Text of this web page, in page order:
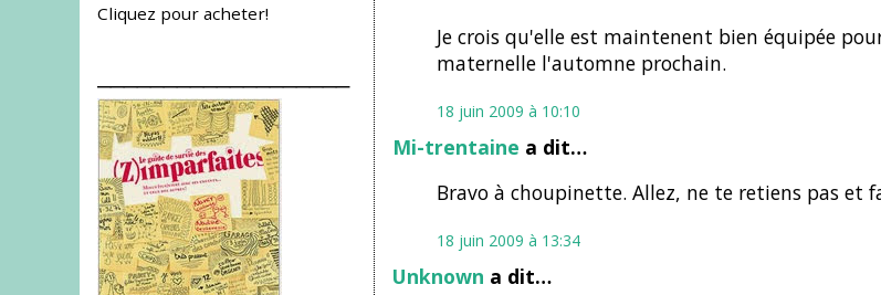
Cliquez pour acheter!
Je crois qu'elle est maintenent bien équipée
maternelle l'automne prochain.
18 juin 2009 à 10:10
Mi-trentaine a dit…
Bravo à choupinette. Allez, ne te retiens pas et
18 juin 2009 à 13:34
Unknown a dit…